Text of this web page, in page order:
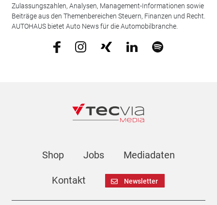
Zulassungszahlen, Analysen, Management-Informationen sowie
Beiträge aus den Themenbereichen Steuern, Finanzen und Recht.
AUTOHAUS bietet Auto News für die Automobilbranche.
Shop Jobs Mediadaten
Kontakt Newsletter